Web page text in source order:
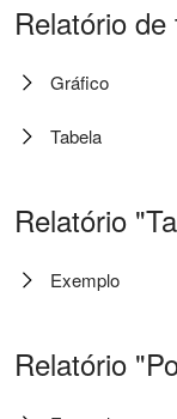
Relatório
Gráfico
Tabela
Relatório
Exemplo
Relatório